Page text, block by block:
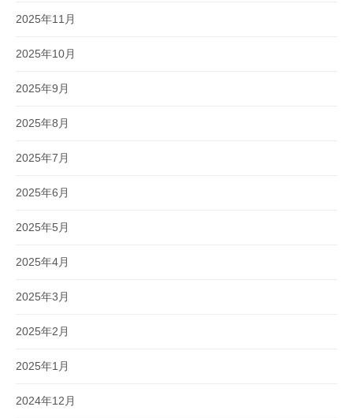
2025年11月
2025年10月
2025年9月
2025年8月
2025年7月
2025年6月
2025年5月
2025年4月
2025年3月
2025年2月
2025年1月
2024年12月